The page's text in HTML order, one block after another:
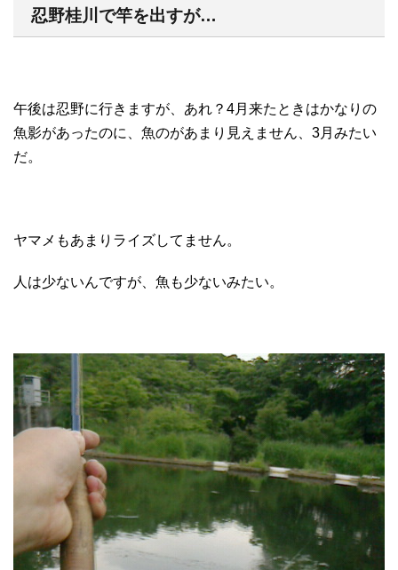
忍野桂川で竿を出すが…
午後は忍野に行きますが、あれ？4月来たときはかなりの
魚影があったのに、魚のがあまり見えません、3月みたい
だ。
ヤマメもあまりライズしてません。
人は少ないんですが、魚も少ないみたい。